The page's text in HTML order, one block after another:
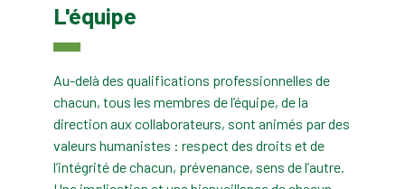
L'équipe
Au-delà des qualifications professionnelles de
chacun, tous les membres de l’équipe, de la
direction aux collaborateurs, sont animés par des
valeurs humanistes : respect des droits et de
l’intégrité de chacun, prévenance, sens de l’autre.